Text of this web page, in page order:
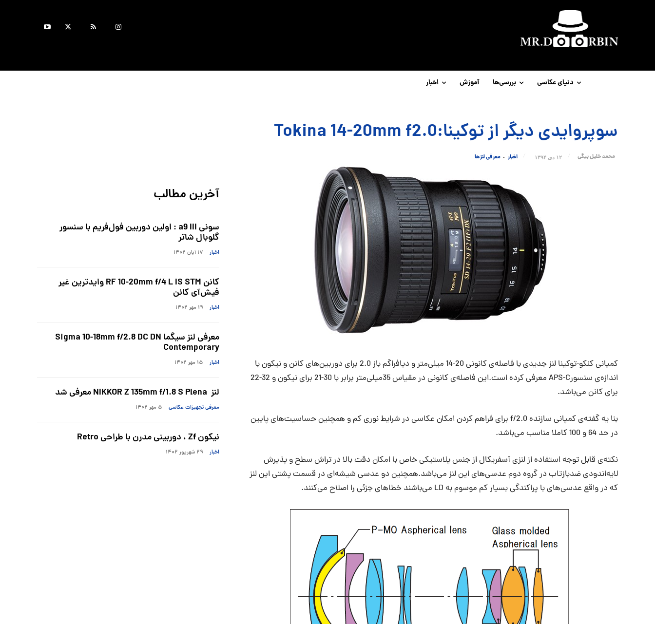
دنیای عکاسی بررسی‌ها آموزش اخبار
سوپروایدی دیگر از توکینا:Tokina 14-20mm f2.0
محمد خلیل بیگی ۱۲ دی ۱۳۹۴ اخبار معرفی لنزها
کمپانی کنکو-توکینا لنز جدیدی با فاصله‌ی کانونی 20-14 میلی‌متر و دیافراگم باز 2.0 برای دوربین‌های کانن و نیکون با
اندازه‌ی سنسورAPS-C معرفی کرده است.این فاصله‌ی کانونی در مقیاس 35میلی‌متر برابر با 30-21 برای نیکون و 32-22
برای کانن می‌باشد.
بنا یه‌ گفته‌ی کمپانی سازنده f/2.0 برای فراهم کردن امکان عکاسی در شرایط نوری کم و همچنین حساسیت‌های پایین
در حد 64 و 100 کاملا مناسب می‌باشد.
نکته‌ی قابل توجه استفاده از لنزی آسفریکال از جنس پلاستیکی خاص با امکان دقت بالا در تراش سطح و پذیرش
لایه‌اندودی ضدبازتاب در گروه دوم عدسی‌های این لنز می‌باشد.همچنین دو عدسی شیشه‌ای در قسمت پشتی این لنز
که در واقع عدسی‌های با پراکندگی بسیار کم موسوم به LD می‌باشند خطاهای جزئی را اصلاح می‌کنند.
آخرین مطالب
سونی a9 III : اولین دوربین فول‌فریم با سنسور
گلوبال شاتر
اخبار ۱۷ آبان ۱۴۰۲
کانن RF 10-20mm f/4 L IS STM وایدترین غیر
فیش‌آی کانن
اخبار ۱۹ مهر ۱۴۰۲
معرفی لنز سیگما Sigma 10-18mm f/2.8 DC DN
Contemporary
اخبار ۱۵ مهر ۱۴۰۲
لنز NIKKOR Z 135mm f/1.8 S Plena معرفی شد
معرفی تجهیزات عکاسی ۵ مهر ۱۴۰۲
نیکون Zf ، دوربینی مدرن با طراحی Retro
اخبار ۲۹ شهریور ۱۴۰۲